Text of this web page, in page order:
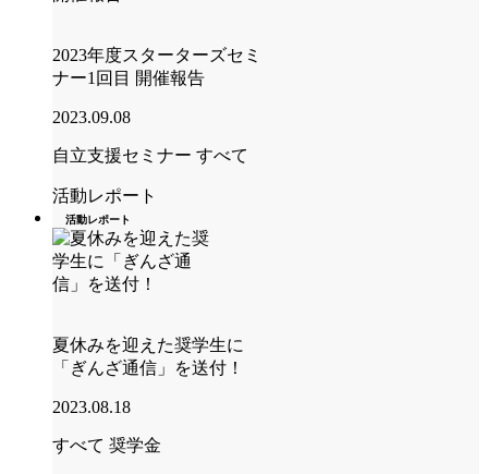
2023年度スターターズセミ
ナー1回目 開催報告
2023.09.08
自立支援セミナー すべて
活動レポート
活動レポート
夏休みを迎えた奨学生に
「ぎんざ通信」を送付！
2023.08.18
すべて 奨学金